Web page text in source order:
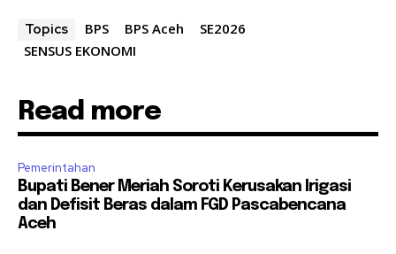
Topics BPS BPS Aceh
SE2026
SENSUS EKONOMI
Read more
Pemerintahan
Bupati Bener Meriah Soroti Kerusakan Irigasi
dan Defisit Beras dalam FGD Pascabencana
Aceh